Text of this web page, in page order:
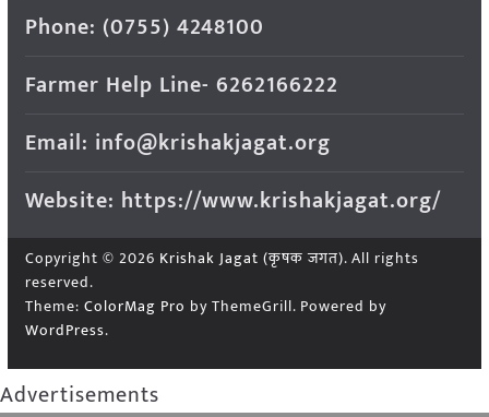
Phone: (0755) 4248100
Farmer Help Line- 6262166222
Email: info@krishakjagat.org
Website: https://www.krishakjagat.org/
Copyright © 2026 Krishak Jagat (कृषक जगत). All rights
reserved.
Theme: ColorMag Pro by ThemeGrill. Powered by
WordPress.
Advertisements